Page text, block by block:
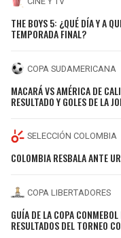
THE BOYS 5: ¿QUÉ DÍA Y A
TEMPORADA FINAL?
COPA SUDAMERICANA
MACARÁ VS AMÉRICA DE
RESULTADO Y GOLES DE LA
SELECCIÓN COLOMBIA
COLOMBIA RESBALA ANTE
COPA LIBERTADORES
GUÍA DE LA COPA
RESULTADOS DEL TORNEO